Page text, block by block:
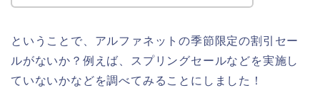
ということで、アルファネットの季節限定の割引セー
ルがないか？例えば、スプリングセールなどを実施し
ていないかなどを調べてみることにしました！